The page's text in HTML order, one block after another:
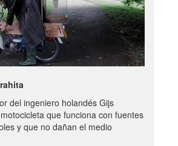
del ingeniero holandés Gijs
que funciona con fuentes
y que no dañan el medio